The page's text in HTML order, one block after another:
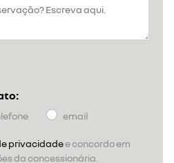
email
privacidadee concordo em
da concessionária.